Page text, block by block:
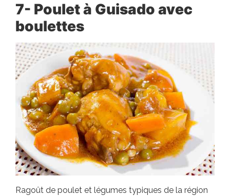
7- Poulet à Guisado avec
boulettes
Ragoût de poulet et légumes typiques de la région